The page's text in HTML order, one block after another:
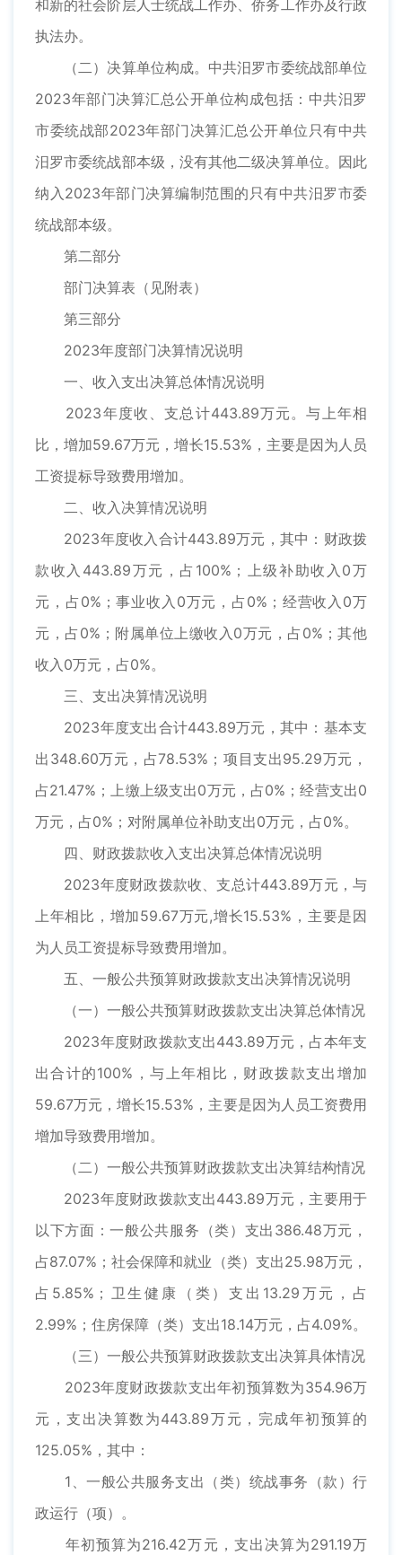
和新的社会阶层人士统战工作办、侨务工作办及行政
执法办。
（二）决算单位构成。中共汨罗市委统战部单位
2023年部门决算汇总公开单位构成包括：中共汨罗
市委统战部2023年部门决算汇总公开单位只有中共
汨罗市委统战部本级，没有其他二级决算单位。因此
纳入2023年部门决算编制范围的只有中共汨罗市委
统战部本级。
第二部分
部门决算表（见附表）
第三部分
2023年度部门决算情况说明
一、收入支出决算总体情况说明
2023年度收、支总计443.89万元。与上年相
比，增加59.67万元，增长15.53%，主要是因为人员
工资提标导致费用增加。
二、收入决算情况说明
2023年度收入合计443.89万元，其中：财政拨
款收入443.89万元，占100%；上级补助收入0万
元，占0%；事业收入0万元，占0%；经营收入0万
元，占0%；附属单位上缴收入0万元，占0%；其他
收入0万元，占0%。
三、支出决算情况说明
2023年度支出合计443.89万元，其中：基本支
出348.60万元，占78.53%；项目支出95.29万元，
占21.47%；上缴上级支出0万元，占0%；经营支出0
万元，占0%；对附属单位补助支出0万元，占0%。
四、财政拨款收入支出决算总体情况说明
2023年度财政拨款收、支总计443.89万元，与
上年相比，增加59.67万元,增长15.53%，主要是因
为人员工资提标导致费用增加。
五、一般公共预算财政拨款支出决算情况说明
（一）一般公共预算财政拨款支出决算总体情况
2023年度财政拨款支出443.89万元，占本年支
出合计的100%，与上年相比，财政拨款支出增加
59.67万元，增长15.53%，主要是因为人员工资费用
增加导致费用增加。
（二）一般公共预算财政拨款支出决算结构情况
2023年度财政拨款支出443.89万元，主要用于
以下方面：一般公共服务（类）支出386.48万元，
占87.07%；社会保障和就业（类）支出25.98万元，
占5.85%；卫生健康（类）支出13.29万元，占
2.99%；住房保障（类）支出18.14万元，占4.09%。
（三）一般公共预算财政拨款支出决算具体情况
2023年度财政拨款支出年初预算数为354.96万
元，支出决算数为443.89万元，完成年初预算的
125.05%，其中：
1、一般公共服务支出（类）统战事务（款）行
政运行（项）。
年初预算为216.42万元，支出决算为291.19万